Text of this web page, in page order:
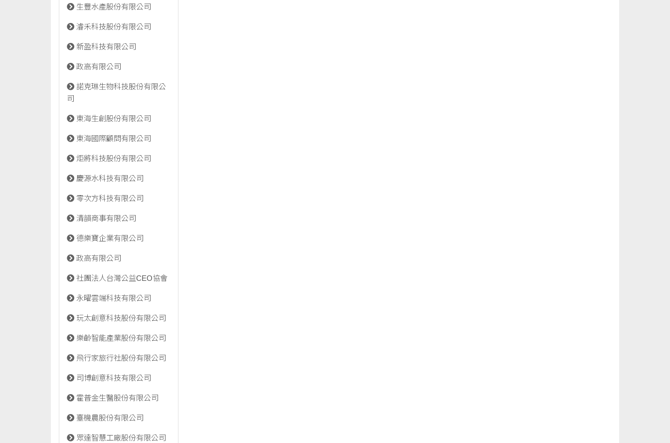
生豐水產股份有限公司
濬禾科技股份有限公司
新盈科技有限公司
政高有限公司
諾克琳生物科技股份有限公
司
東海生創股份有限公司
東海國際顧問有限公司
炬將科技股份有限公司
慶源水科技有限公司
零次方科技有限公司
清韻商事有限公司
德樂寶企業有限公司
政高有限公司
社團法人台灣公益CEO協會
永曜雲端科技有限公司
玩太創意科技股份有限公司
樂齡智能產業股份有限公司
飛行家旅行社股份有限公司
司博創意科技有限公司
霍普金生醫股份有限公司
臺機農股份有限公司
眾達智慧工廠股份有限公司